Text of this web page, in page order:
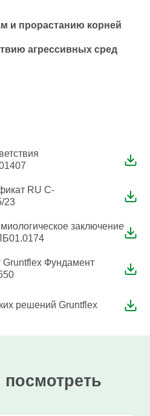
и прорастанию корней
агрессивных сред
RU C-
23
заключение
Gruntflex Фундамент
решений Gruntflex